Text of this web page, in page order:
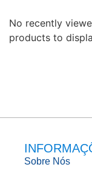
No recently
products to
Sobre Nós